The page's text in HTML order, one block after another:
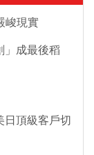
峻現實
」成最後稻
日頂級客戶切